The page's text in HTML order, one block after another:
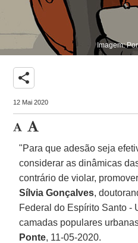
Imagem:
share
12 Mai 2020
"Para que adesão seja
considerar as dinâmicas
contrário de violar,
Sílvia Gonçalves,
Federal do Espírito Santo -
camadas populares
Ponte, 11-05-2020.